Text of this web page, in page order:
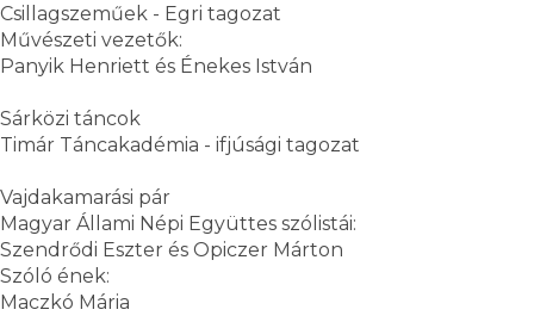
Csillagszeműek - Egri tagozat
Művészeti vezetők:
Panyik Henriett és Énekes István
Sárközi táncok
Timár Táncakadémia - ifjúsági tagozat
Vajdakamarási pár
Magyar Állami Népi Együttes szólistái:
Szendrődi Eszter és Opiczer Márton
Szóló ének:
Maczkó Mária